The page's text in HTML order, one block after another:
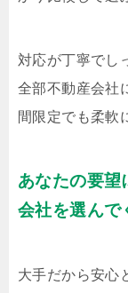
対応が丁寧でし
全部不動産会社
間限定でも柔軟
あなたの要望
会社を選んで
大手だから安心